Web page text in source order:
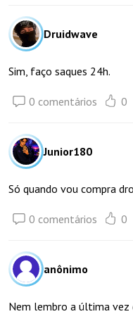
Druidwave
Sim, faço saques 24h.
0 comentários 0
Junior180
Só quando vou compra
0 comentários 0
anônimo
Nem lembro a última vez